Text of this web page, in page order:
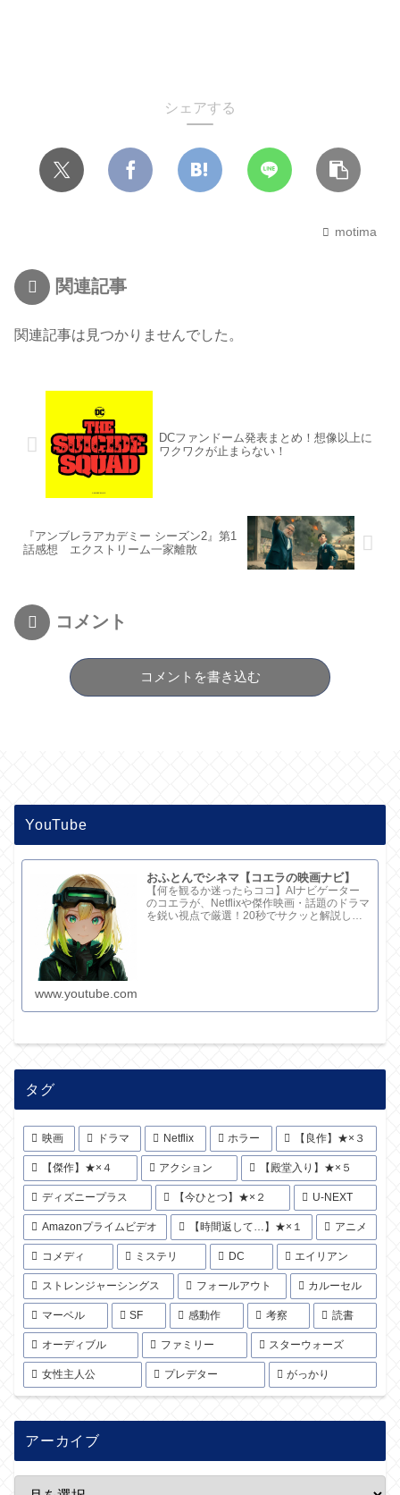
シェアする
motima
関連記事
関連記事は見つかりませんでした。
DCファンドーム発表まとめ！想像以上に
ワクワクが止まらない！
『アンブレラアカデミー シーズン2』第1
話感想 エクストリーム一家離散
コメント
コメントを書き込む
YouTube
おふとんでシネマ【コエラの映画ナビ】
【何を観るか迷ったらココ】AIナビゲーター
のコエラが、Netflixや傑作映画・話題のドラマ
を鋭い視点で厳選！20秒でサクッと解説して
www.youtube.com
タグ
映画 ドラマ Netflix ホラー 【良作】★×３
【傑作】★×４ アクション 【殿堂入り】★×５
ディズニープラス 【今ひとつ】★×２ U-NEXT
Amazonプライムビデオ 【時間返して…】★×１ アニメ
コメディ ミステリ DC エイリアン
ストレンジャーシングス フォールアウト カルーセル
マーベル SF 感動作 考察 読書
オーディブル ファミリー スターウォーズ
女性主人公 プレデター がっかり
アーカイブ